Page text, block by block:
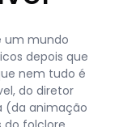
um mundo
depois que
nem tudo é
do diretor
(da animação